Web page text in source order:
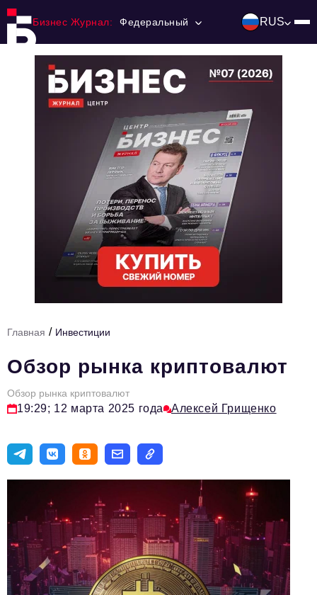
Бизнес Журнал: Федеральный RUS
Ниши и рынки
Технологии и тренды
HR
Персона номера
Стиль жизни
Импортозамещение
Эксперты
Авторские материалы
Главная / Инвестиции
Обзор рынка криптовалют
Обзор рынка криптовалют
19:29; 12 марта 2025 года Алексей Грищенко